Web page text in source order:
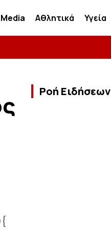
Media Αθλητικά Υγεία
Ροή Ειδήσεων